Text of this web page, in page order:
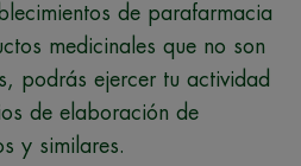
de parafarmacia
medicinales que no son
podrás ejercer tu actividad
de elaboración de
y similares.